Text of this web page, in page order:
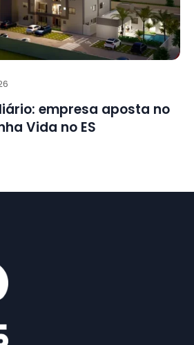
empresa aposta no
Vida no ES